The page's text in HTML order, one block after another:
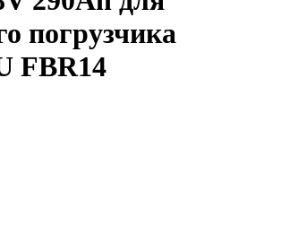
погрузчика
FBR14